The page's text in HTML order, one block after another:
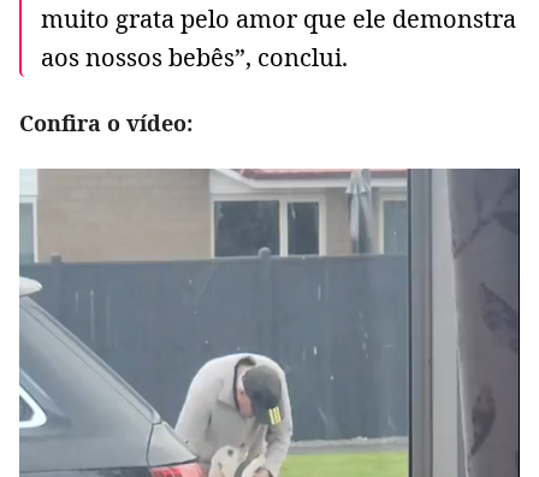
muito grata pelo amor que ele demonstra
aos nossos bebês”, conclui.
Confira o vídeo: